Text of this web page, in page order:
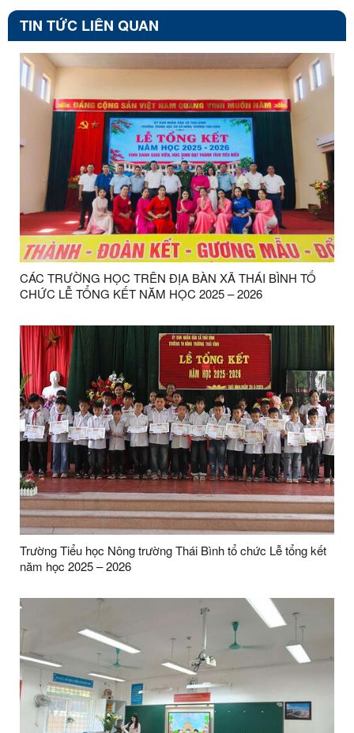
TIN TỨC LIÊN QUAN
CÁC TRƯỜNG HỌC TRÊN ĐỊA BÀN XÃ THÁI BÌNH TỔ
CHỨC LỄ TỔNG KẾT NĂM HỌC 2025 – 2026
Trường Tiểu học Nông trường Thái Bình tổ chức Lễ tổng kết
năm học 2025 – 2026